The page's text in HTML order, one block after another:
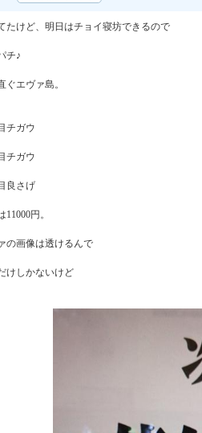
たけど、明日はチョイ寝坊できるので
チ♪
ぐエヴァ島。
チガウ
チガウ
良さげ
11000円。
の画像は透けるんで
けしかないけど